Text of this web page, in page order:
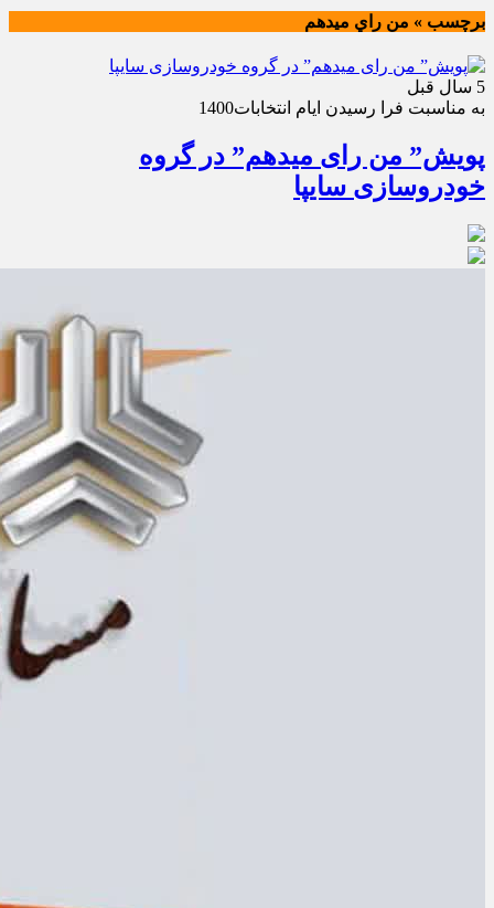
برچسب » من راي ميدهم
5 سال قبل
به مناسبت فرا رسيدن ايام انتخابات1400
پویش” من رای میدهم” در گروه
خودروسازی سایپا